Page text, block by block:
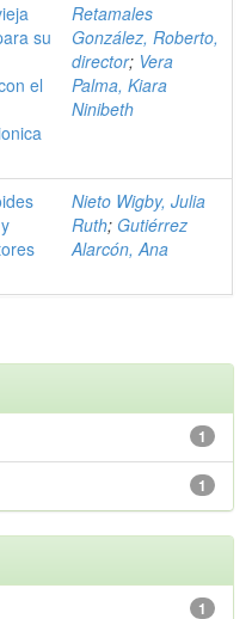
su
el
Retamales
González, Roberto,
director; Vera
Palma, Kiara
Ninibeth
Nieto Wigby, Julia
Ruth; Gutiérrez
Alarcón, Ana
1
1
1